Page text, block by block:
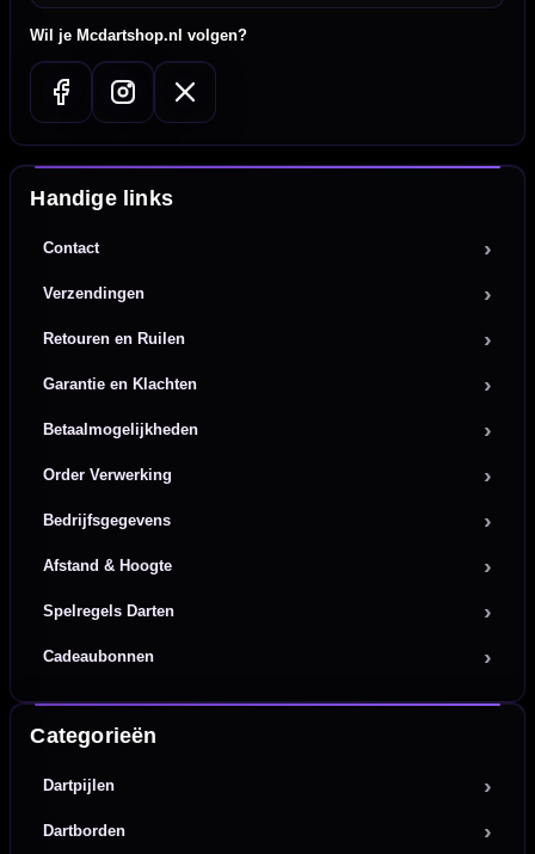
Wil je Mcdartshop.nl volgen?
Handige links
Contact
Verzendingen
Retouren en Ruilen
Garantie en Klachten
Betaalmogelijkheden
Order Verwerking
Bedrijfsgegevens
Afstand & Hoogte
Spelregels Darten
Cadeaubonnen
Categorieën
Dartpijlen
Dartborden